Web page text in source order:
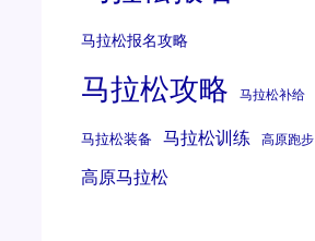
马拉松报名攻略
马拉松攻略 马拉松补给
马拉松装备 马拉松训练 高原跑步
高原马拉松